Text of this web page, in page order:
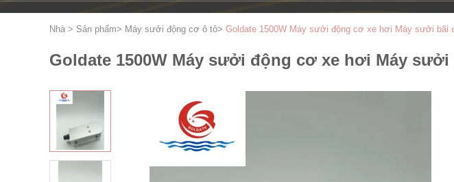
Nhà > Sản phẩm> Máy sưởi động cơ ô tô> Goldate 1500W Máy sưởi động cơ xe hơi Máy sưởi bãi
Goldate 1500W Máy sưởi động cơ xe hơi Máy sưởi